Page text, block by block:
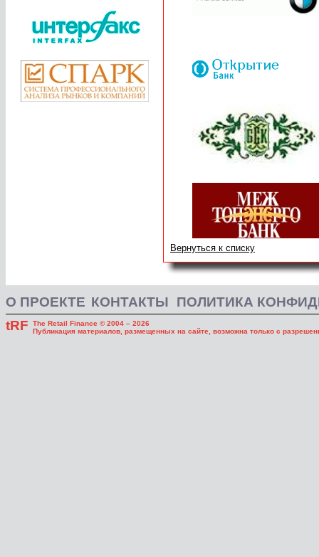
Вернуться к списку
О ПРОЕКТЕ КОНТАКТЫ ПОЛИТИКА
The Retail Finance © 2004 – 2026
Публикация материалов, размещенных на сайте, возможна только с
tRF